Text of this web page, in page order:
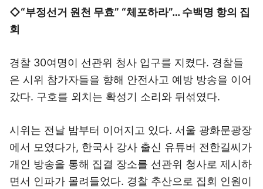
◇“부정선거 원천 무효” “체포하라”… 수백명 항의 집
회
경찰 30여명이 선관위 청사 입구를 지켰다. 경찰들
은 시위 참가자들을 향해 안전사고 예방 방송을 이어
갔다. 구호를 외치는 확성기 소리와 뒤섞였다.
시위는 전날 밤부터 이어지고 있다. 서울 광화문광장
에서 모였다가, 한국사 강사 출신 유튜버 전한길씨가
개인 방송을 통해 집결 장소를 선관위 청사로 제시하
면서 인파가 몰려들었다. 경찰 추산으로 집회 인원이